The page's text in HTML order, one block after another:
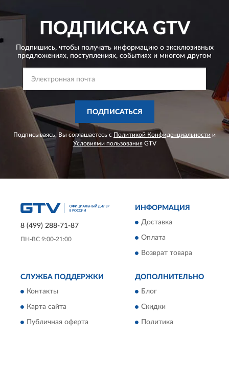
ПОДПИСКАGTV
Подпишись, чтобы получать информацию о эксклюзивных
предложениях, поступлениях, событиях и многом другом
ПОДПИСАТЬСЯ
Подписываясь, Вы соглашаетесь с Политикой Конфиденциальности и
Условиями пользованияGTV
8 (499) 288-71-87
ПН-ВС 9:00-21:00
ИНФОРМАЦИЯ
Доставка
Оплата
Возврат товара
СЛУЖБА ПОДДЕРЖКИ
Контакты
Карта сайта
Публичная оферта
ДОПОЛНИТЕЛЬНО
Блог
Скидки
Политика